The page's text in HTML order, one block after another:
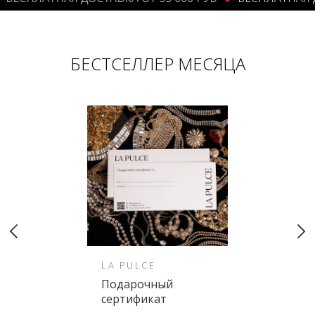
БЕСТСЕЛЛЕР МЕСЯЦА
LA PULCE
Подарочный
сертификат